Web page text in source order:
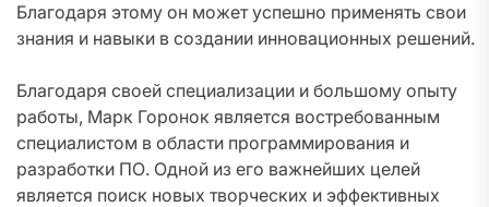
Благодаря этому он может успешно применять свои
знания и навыки в создании инновационных решений.
Благодаря своей специализации и большому опыту
работы, Марк Горонок является востребованным
специалистом в области программирования и
разработки ПО. Одной из его важнейших целей
является поиск новых творческих и эффективных